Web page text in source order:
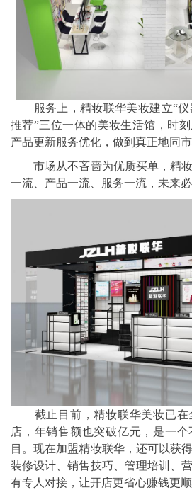
服务上，精妆联华美妆建立“仪
推荐”三位一体的美妆生活馆，时
产品更新服务优化，做到真正地同
市场从不吝啬为优质买单，精妆
一流、产品一流、服务一流，未来必
截止目前，精妆联华美妆已在
店，年销售额也突破亿元，是一
目。现在加盟精妆联华，还可以获
装修设计、销售技巧、管理培训、
有专人对接，让开店更省心赚钱更顺